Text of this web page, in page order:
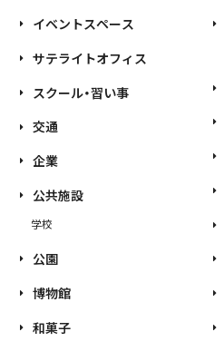
イベントスペース
サテライトオフィス
スクール・習い事
交通
企業
公共施設
学校
公園
博物館
和菓子